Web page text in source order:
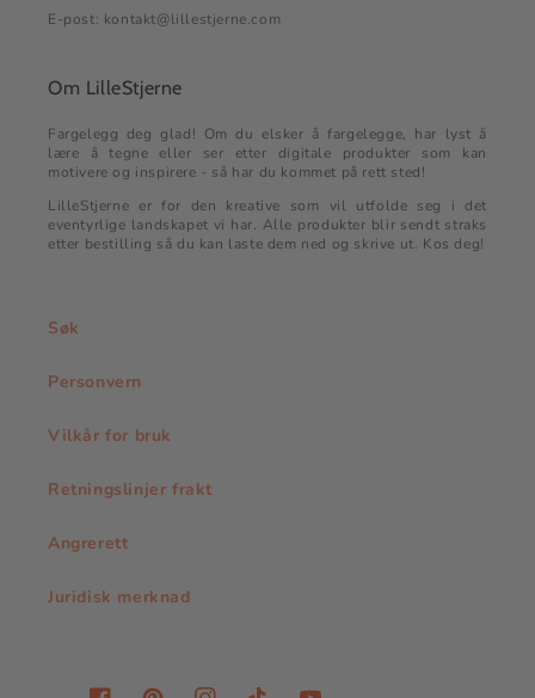
E-post: kontakt@lillestjerne.com
Om LilleStjerne
Fargelegg deg glad! Om du elsker å fargelegge, har lyst å
lære å tegne eller ser etter digitale produkter som kan
motivere og inspirere - så har du kommet på rett sted!
LilleStjerne er for den kreative som vil utfolde seg i det
eventyrlige landskapet vi har. Alle produkter blir sendt straks
etter bestilling så du kan laste dem ned og skrive ut. Kos deg!
Søk
Personvern
Vilkår for bruk
Retningslinjer frakt
Angrerett
Juridisk merknad